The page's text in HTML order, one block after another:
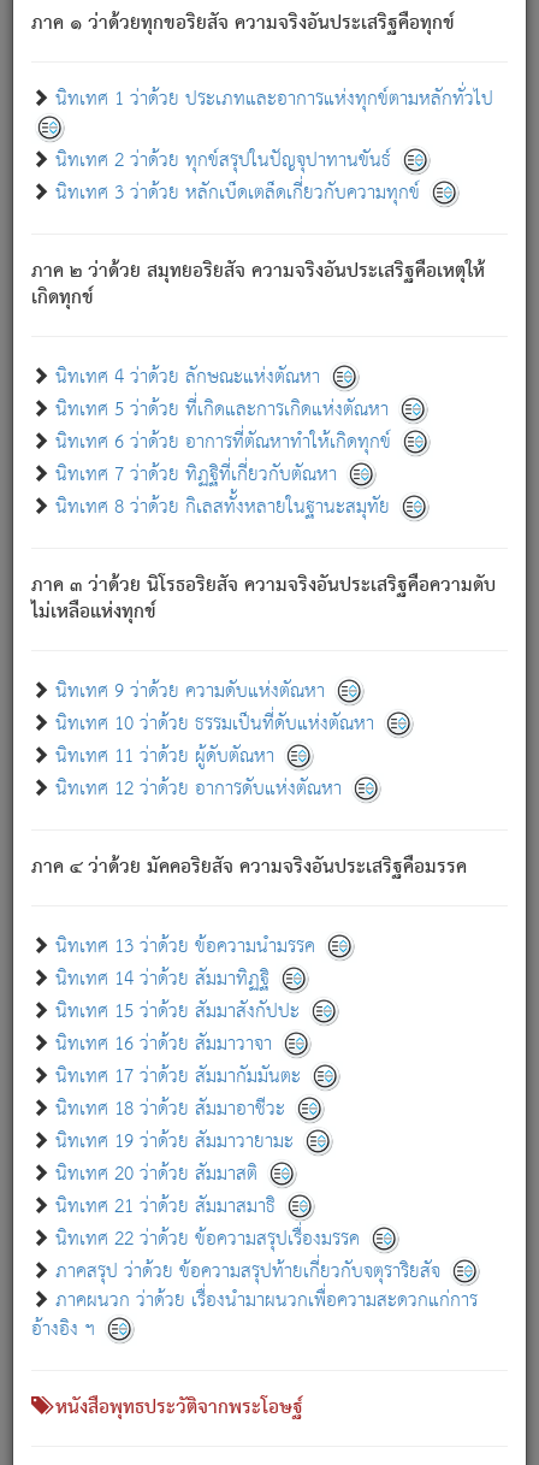
ภาค ๑ ว่าด้วยทุกขอริยสัจ ความจริงอันประเสริฐคือทุกข์
นิทเทศ 1 ว่าด้วย ประเภทและอาการแห่งทุกข์ตามหลักทั่วไป
นิทเทศ 2 ว่าด้วย ทุกข์สรุปในปัญจุปาทานขันธ์
นิทเทศ 3 ว่าด้วย หลักเบ็ดเตล็ดเกี่ยวกับความทุกข์
ภาค ๒ ว่าด้วย สมุทยอริยสัจ ความจริงอันประเสริฐคือเหตุให้
เกิดทุกข์
นิทเทศ 4 ว่าด้วย ลักษณะแห่งตัณหา
นิทเทศ 5 ว่าด้วย ที่เกิดและการเกิดแห่งตัณหา
นิทเทศ 6 ว่าด้วย อาการที่ตัณหาทำให้เกิดทุกข์
นิทเทศ 7 ว่าด้วย ทิฏฐิที่เกี่ยวกับตัณหา
นิทเทศ 8 ว่าด้วย กิเลสทั้งหลายในฐานะสมุทัย
ภาค ๓ ว่าด้วย นิโรธอริยสัจ ความจริงอันประเสริฐคือความดับ
ไม่เหลือแห่งทุกข์
นิทเทศ 9 ว่าด้วย ความดับแห่งตัณหา
นิทเทศ 10 ว่าด้วย ธรรมเป็นที่ดับแห่งตัณหา
นิทเทศ 11 ว่าด้วย ผู้ดับตัณหา
นิทเทศ 12 ว่าด้วย อาการดับแห่งตัณหา
ภาค ๔ ว่าด้วย มัคคอริยสัจ ความจริงอันประเสริฐคือมรรค
นิทเทศ 13 ว่าด้วย ข้อความนำมรรค
นิทเทศ 14 ว่าด้วย สัมมาทิฏฐิ
นิทเทศ 15 ว่าด้วย สัมมาสังกัปปะ
นิทเทศ 16 ว่าด้วย สัมมาวาจา
นิทเทศ 17 ว่าด้วย สัมมากัมมันตะ
นิทเทศ 18 ว่าด้วย สัมมาอาชีวะ
นิทเทศ 19 ว่าด้วย สัมมาวายามะ
นิทเทศ 20 ว่าด้วย สัมมาสติ
นิทเทศ 21 ว่าด้วย สัมมาสมาธิ
นิทเทศ 22 ว่าด้วย ข้อความสรุปเรื่องมรรค
ภาคสรุป ว่าด้วย ข้อความสรุปท้ายเกี่ยวกับจตุราริยสัจ
ภาคผนวก ว่าด้วย เรื่องนำมาผนวกเพื่อความสะดวกแก่การ
อ้างอิง ฯ
หนังสือพุทธประวัติจากพระโอษฐ์
ภพ ว่ามีได้เพราะวิภพ[2]: เรากล่าวว่า สมณะหรือพราหมณ์ทั้ง
ปวงนั้น ก็ยังสลัดภพออกไปไม่ได้.
ก็ทุกข์นี้มีขึ้น เพราะอาศัยซึ่งอุปธิทั้งปวง.
เพราะความสิ้นไปแห่งอุปาทานทั้งปวง ความเกิดขึ้นแห่ง
ทุกข์จึงไม่มี.
ท่านจงดูโลกนี้เถิด (จะเห็นว่า) สัตว์ทั้งหลายอันอวิชาหนา
แน่นบังหนาแล้ว; และว่า สัตว์ผู้ยินดีในภพอันเป็นแล้วนั้น ย่อม
อันเป็นไปในที่หรือเวลาทั้งปวง[3]เพื่อความมีแห่งประโยชน์โดย
ประการทั้งปวง; ภพทั้งหลายทั้งหมดนั้น ไม่เที่ยง เป็นทุกข์ มี
ความแปรปรวนเป็นธรรมดา.
อย่างนี้อยู่; เขาย่อมละภวตัณหาได้ และไม่เพลิดเพลินวิภวตัณหา
ด้วย.
ความดับเพราะความสำรอกไม่เหลือ (แห่งภพทั้งหลาย)
เพราะความสิ้นไปแห่งตัณหาโดยประการทั้งปวง นั้นคือ
นิพพาน.
ภพใหม่ย่อมไม่มีแก่ภิกษุนั้น ผู้ดับเย็นสนิทแล้ว เพราะไม่มี
ภิกษุนั้น เป็นผู้ครอบงำมารได้แล้ว ชนะสงครามแล้ว ก้าวล่วง
ภพทั้งหลายทั้งปวงได้แล้ว เป็นผู้คงที่ (คือไม่เปลี่ยนแปลงอีกต่อ
- อุ.ขุ. ๒๕/๑๒๑/๘๔.
(ข้อความนี้ เป็นพระพุทธอุทานที่ทรงเปล่งออก ที่โคนต้นโพธิ์
เป็นที่ตรัสรู้ เมื่อตรัสรู้แล้วได้ 7 วัน)
เกี่ยวกับธรรมโฆษณ์ออนไลน์ (Disclaimer)
แม้ระบบ "ธรรมโฆษณ์ออนไลน์" พยายามปรับปรุงข้อมูลให้ถูกต้องมากที่สุด
ผู้ศึกษาก็พึงตรวจสอบกับตัวเล่มหนังสือต้นฉบับ ที่มีการพิมพ์ครั้งล่าสุด
ก่อนนำข้อมูลไปใช้ในการอ้างอิง"
เกี่ยวกับอัตถจารี|เกี่ยวกับการพัฒนา|แจ้งข้อผิดพลาด / แนะนำ
หนังสือที่เกี่ยวข้อง